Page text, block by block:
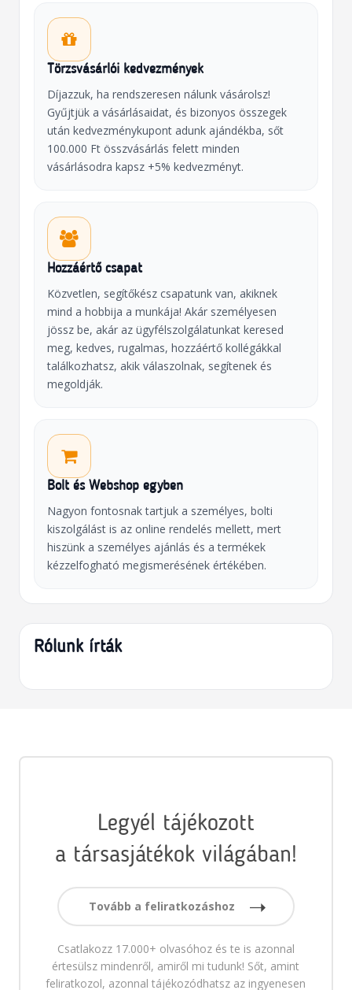
Törzsvásárlói kedvezmények
Díjazzuk, ha rendszeresen nálunk vásárolsz!
Gyűjtjük a vásárlásaidat, és bizonyos összegek
után kedvezménykupont adunk ajándékba, sőt
100.000 Ft összvásárlás felett minden
vásárlásodra kapsz +5% kedvezményt.
Hozzáértő csapat
Közvetlen, segítőkész csapatunk van, akiknek
mind a hobbija a munkája! Akár személyesen
jössz be, akár az ügyfélszolgálatunkat keresed
meg, kedves, rugalmas, hozzáértő kollégákkal
találkozhatsz, akik válaszolnak, segítenek és
megoldják.
Bolt és Webshop egyben
Nagyon fontosnak tartjuk a személyes, bolti
kiszolgálást is az online rendelés mellett, mert
hiszünk a személyes ajánlás és a termékek
kézzelfogható megismerésének értékében.
Rólunk írták
Legyél tájékozott
a társasjátékok világában!
Tovább a feliratkozáshoz
Csatlakozz 17.000+ olvasóhoz és te is azonnal
értesülsz mindenről, amiről mi tudunk! Sőt, amint
feliratkozol, azonnal tájékozódhatsz az ingyenesen